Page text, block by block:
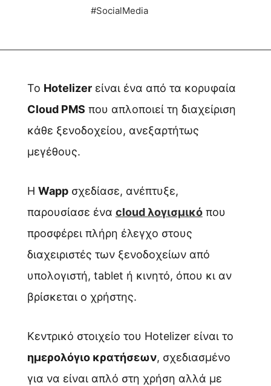
Το Hotelizerείναι ένα από τα κορυφαία
Cloud PMS που απλοποιεί τη διαχείριση
κάθε ξενοδοχείου, ανεξαρτήτως
μεγέθους.
Η Wappσχεδίασε, ανέπτυξε,
παρουσίασε ένα cloud λογισμικόπου
προσφέρει πλήρη έλεγχο στους
διαχειριστές των ξενοδοχείων από
υπολογιστή, tablet ή κινητό, όπου κι αν
βρίσκεται ο χρήστης.
Κεντρικό στοιχείο του Hotelizer είναι το
ημερολόγιο κρατήσεων, σχεδιασμένο
για να είναι απλό στη χρήση αλλά με
#SocialMedia